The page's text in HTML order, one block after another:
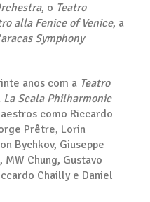
, o Teatro
alla Fenice of Venice, a
Symphony
anos com a Teatro
La Scala Philharmonic
como Riccardo
Prêtre, Lorin
Bychkov, Giuseppe
Chung, Gustavo
Chailly e Daniel